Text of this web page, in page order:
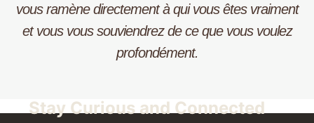
vous ramène directement à qui vous êtes vraiment
et vous vous souviendrez de ce que vous voulez
profondément.
Stay Curious and Connected